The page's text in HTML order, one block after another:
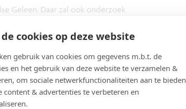
cookies op deze website
gebruik van cookies om gegevens m.b.t. de
en het gebruik van deze website te verzamelen &
om sociale netwerkfunctionaliteiten aan te bieden
content & advertenties te verbeteren en
Geleen. Daar zal ook onderzoek
en naar de impact van de innovatieve
zich aanpast aan seizoensveranderingen,
te verminderen, maar ook een gezonder
bouwen we op deze manier aan een